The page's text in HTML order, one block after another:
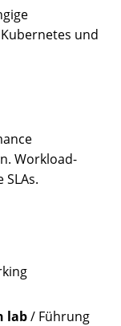
und
Workload-
lab/ Führung